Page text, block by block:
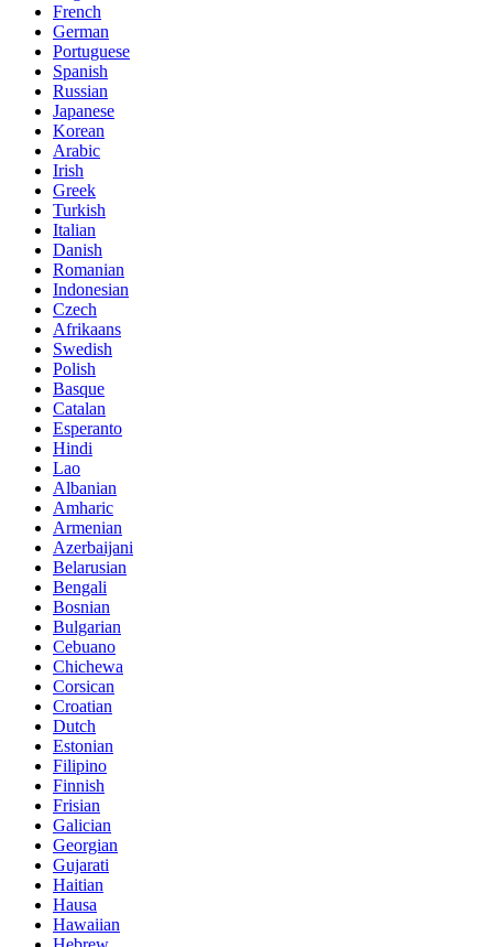
French
German
Portuguese
Spanish
Russian
Japanese
Korean
Arabic
Irish
Greek
Turkish
Italian
Danish
Romanian
Indonesian
Czech
Afrikaans
Swedish
Polish
Basque
Catalan
Esperanto
Hindi
Lao
Albanian
Amharic
Armenian
Azerbaijani
Belarusian
Bengali
Bosnian
Bulgarian
Cebuano
Chichewa
Corsican
Croatian
Dutch
Estonian
Filipino
Finnish
Frisian
Galician
Georgian
Gujarati
Haitian
Hausa
Hawaiian